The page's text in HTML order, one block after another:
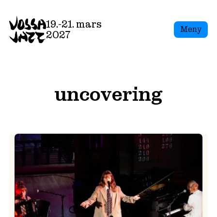
to
content
19.-21. mars
2027
Meny
uncovering